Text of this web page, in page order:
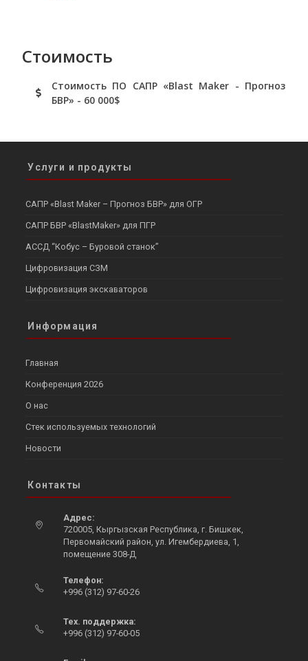
Стоимость
Стоимость ПО САПР «Blast Maker - Прогноз
БВР» - 60 000$
Услуги и продукты
САПР «Blast Maker – Прогноз БВР» для ОГР
САПР БВР «BlastMaker» для ПГР
АССД “Кобус – Буровой станок”
Цифровизация СЗМ
Цифровизация экскаваторов
Информация
Главная
Конференция 2026
О нас
Стек используемых технологий
Новости
Контакты
Адрес:
720005, Кыргызская Республика, г. Бишкек,
Первомайский район, ул. Игембердиева, 1,
помещение 308-Д
Телефон:
+996 (312) 97-60-26
Тех. поддержка:
+996 (312) 97-60-05